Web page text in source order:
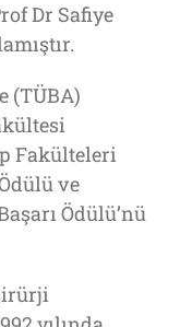
Dr Safiye
(TÜBA)
Fakülteleri
ve
Ödülü’nü